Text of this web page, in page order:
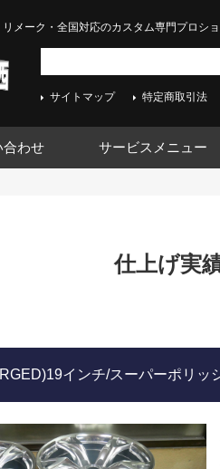
メーク・全国対応のカスタム専門プロシ
サイトマップ 特定商取引法
合わせ サービスメニュー
仕上げ実
インチ/スーパーポリッ